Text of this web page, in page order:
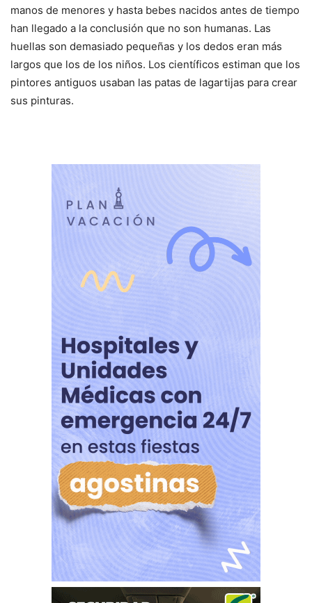
manos de menores y hasta bebes nacidos antes de tiempo
han llegado a la conclusión que no son humanas. Las
huellas son demasiado pequeñas y los dedos eran más
largos que los de los niños. Los científicos estiman que los
pintores antiguos usaban las patas de lagartijas para crear
sus pinturas.